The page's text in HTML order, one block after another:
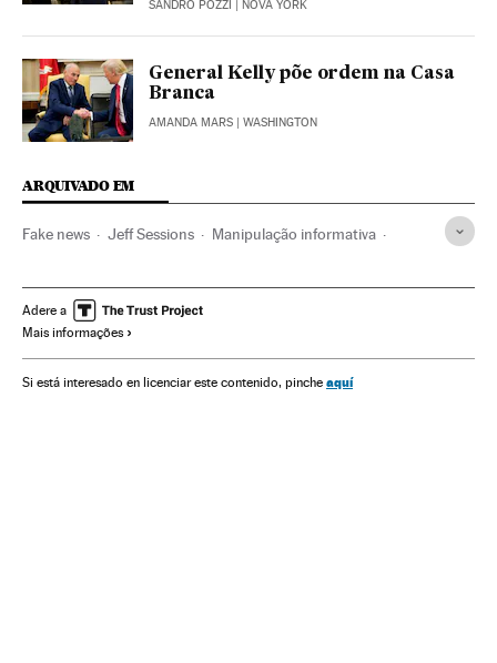
SANDRO POZZI | NOVA YORK
General Kelly põe ordem na Casa
Branca
AMANDA MARS | WASHINGTON
ARQUIVADO EM
Fake news Jeff Sessions Manipulação informativa
Escândalos políticos Abuso menores
Agressões sexuais
Crimes sexuais Partidos políticos Delitos América
Adere a
Mais informações
Si está interesado en licenciar este contenido, pinche aquí